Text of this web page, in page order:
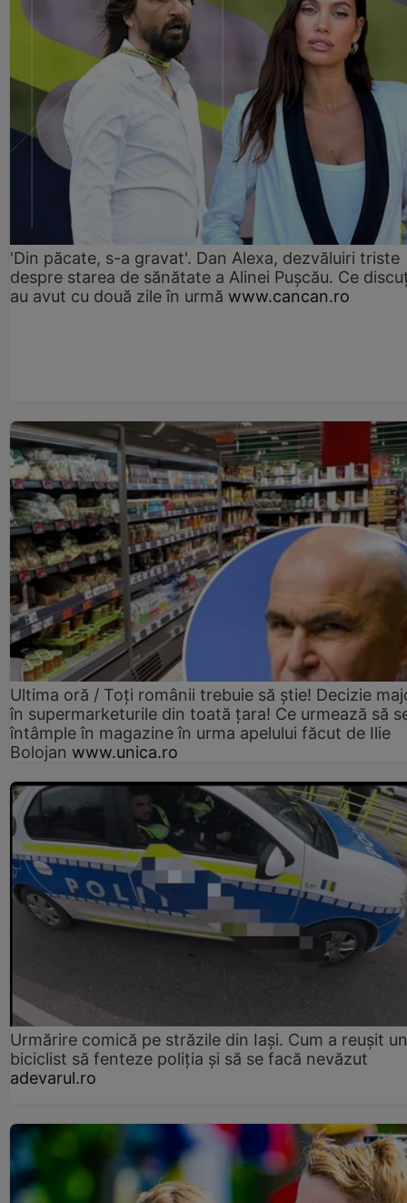
'Din păcate, s-a gravat'. Dan Alexa, dezvăluiri triste
despre starea de sănătate a Alinei Pușcău. Ce
au avut cu două zile în urmă www.cancan.ro
Ultima oră / Toți românii trebuie să știe! Decizie
în supermarketurile din toată țara! Ce urmează să
întâmple în magazine în urma apelului făcut de Ilie
Bolojan www.unica.ro
Urmărire comică pe străzile din Iași. Cum a reușit un
biciclist să fenteze poliția și să se facă nevăzut
adevarul.ro